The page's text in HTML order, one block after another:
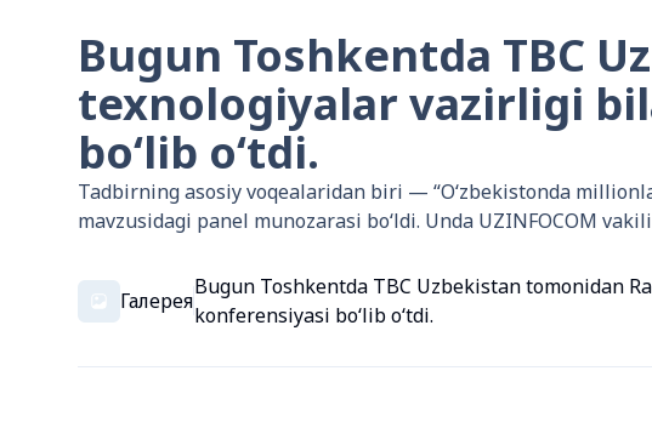
Bugun Toshkentda TBC
texnologiyalar vazirligi
boʻlib oʻtdi.
Tadbirning asosiy voqealaridan biri — “Oʻzbekistonda
mavzusidagi panel munozarasi boʻldi. Unda UZINFOCOM
Галерея
Bugun Toshkentda TBC Uzbekistan tomonidan
konferensiyasi boʻlib oʻtdi.